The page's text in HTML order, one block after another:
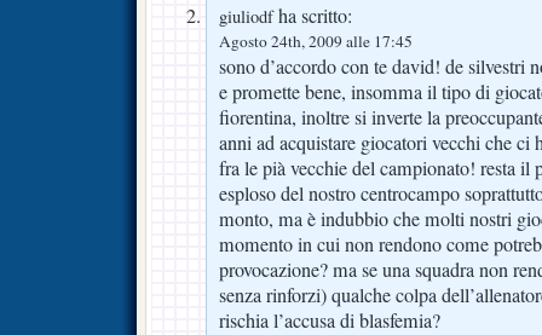
giuliodfha scritto:
Agosto 24th, 2009 alle 17:45
sono d’accordo con te david! de silvestri
e promette bene, insomma il tipo di
fiorentina, inoltre si inverte la
anni ad acquistare giocatori vecchi che ci
fra le pià vecchie del campionato! resta il
esploso del nostro centrocampo
monto, ma è indubbio che molti nostri
momento in cui non rendono come
provocazione? ma se una squadra non
senza rinforzi) qualche colpa
rischia l’accusa di blasfemia?